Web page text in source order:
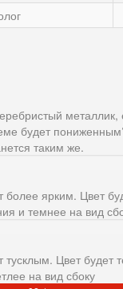
будет
таким же.
более ярким. Цвет
и темнее на вид
тусклым. Цвет будет
на вид сбоку